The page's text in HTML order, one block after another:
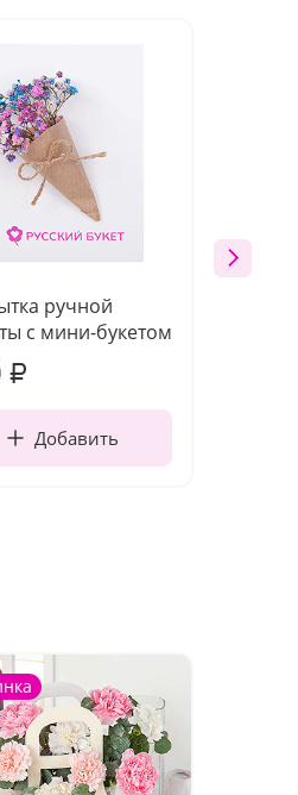
ручной
с мини-букетом
₽
Добавить